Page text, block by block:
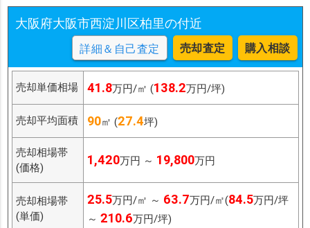
大阪府大阪市西淀川区柏里の付近
詳細＆自己査定 売却査定 購入相談
売却単価相場 41.8万円/㎡ (138.2万円/坪)
売却平均面積 90㎡ (27.4坪)
売却相場帯
(価格)
1,420万円 ～ 19,800万円
売却相場帯
(単価)
25.5万円/㎡ ～ 63.7万円/㎡(84.5万円/坪
～ 210.6万円/坪)